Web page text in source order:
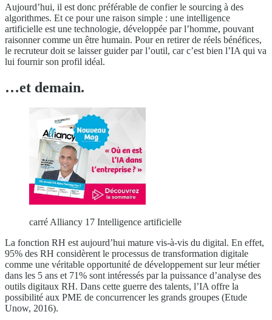
Aujourd’hui, il est donc préférable de confier le sourcing à des
algorithmes. Et ce pour une raison simple : une intelligence
artificielle est une technologie, développée par l’homme, pouvant
raisonner comme un être humain. Pour en retirer de réels bénéfices,
le recruteur doit se laisser guider par l’outil, car c’est bien l’IA qui va
lui fournir son profil idéal.
…et demain.
carré Alliancy 17 Intelligence artificielle
La fonction RH est aujourd’hui mature vis-à-vis du digital. En effet,
95% des RH considèrent le processus de transformation digitale
comme une véritable opportunité de développement sur leur métier
dans les 5 ans et 71% sont intéressés par la puissance d’analyse des
outils digitaux RH. Dans cette guerre des talents, l’IA offre la
possibilité aux PME de concurrencer les grands groupes (Etude
Unow, 2016).